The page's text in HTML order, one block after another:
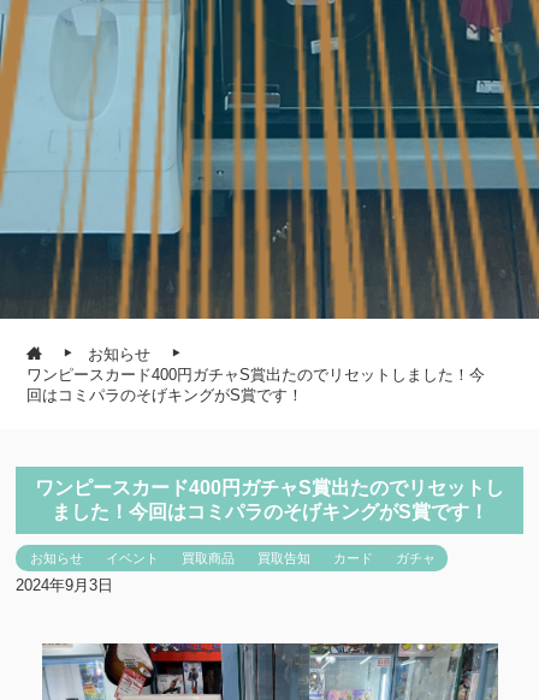
お知らせ
ワンピースカード400円ガチャS賞出たのでリセットしました！今
回はコミパラのそげキングがS賞です！
ワンピースカード400円ガチャS賞出たのでリセットし
ました！今回はコミパラのそげキングがS賞です！
お知らせ イベント 買取商品 買取告知 カード ガチャ
2024年9月3日